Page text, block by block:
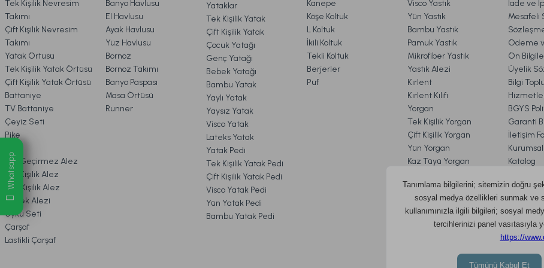
Gönder
6. ÜRÜN BİLGİLERİ
7. KAMPANYA & İNDİRİMLER
8. MÜŞTERİ HİZMETLERİ
9. YATAK & KOLTUK SİPARİŞ VE İADE İŞLEMLERİ
Visco Travel Yastık Classic Standart
459,00 TL
Online'a Özel
Visco Travel Yastık Gri
549,00 TL
Online'a Özel
Visco Fly Soft Yastık 64x28x12,5 cm
Ücretsiz Kargo
Visco Air Yastık 2'li Avantajlı Paket 60 x 40 cm - Beyaz
%20
İndirim
3.998,00 TL
Fırsat Ürünü
Comfyline Bebek
729,00 TL
Whatsapp
Tek Kişilik Nevresim
Takımı
Çift Kişilik Nevresim
Takımı
Yatak Örtüsü
Tek Kişilik Yatak Örtüsü
Çift Kişilik Yatak Örtüsü
Battaniye
TV Battaniye
Çeyiz Seti
Pike
Sıvı Geçirmez Alez
Çift Kişilik Alez
Tek Kişilik Alez
Bebek Alezi
Uyku Seti
Çarşaf
Lastikli Çarşaf
Banyo Havlusu
El Havlusu
Ayak Havlusu
Yüz Havlusu
Bornoz
Bornoz Takımı
Banyo Paspası
Masa Örtüsü
Runner
Yataklar
Tek Kişilik Yatak
Çift Kişilik Yatak
Çocuk Yatağı
Genç Yatağı
Bebek Yatağı
Bambu Yatak
Yaylı Yatak
Yaysız Yatak
Visco Yatak
Lateks Yatak
Yatak Pedi
Tek Kişilik Yatak Pedi
Çift Kişilik Yatak Pedi
Visco Yatak Pedi
Yün Yatak Pedi
Bambu Yatak Pedi
Kanepe
Köşe Koltuk
L Koltuk
İkili Koltuk
Tekli Koltuk
Berjerler
Puf
Visco Yastık
Yün Yastık
Bambu Yastık
Pamuk Yastık
Mikrofiber Yastık
Yastık Alezi
Kırlent
Kırlent Kılıfı
Yorgan
Tek Kişilik Yorgan
Çift Kişilik Yorgan
Yün Yorgan
Kaz Tüyü Yorgan
Pamuk Yorgan
İade ve
Mesafeli
Ödeme
Ön
Üyelik
Bilgi
BGYS
Garanti
İletişim
Kurumsal
Katalog
Çerez
KVKK